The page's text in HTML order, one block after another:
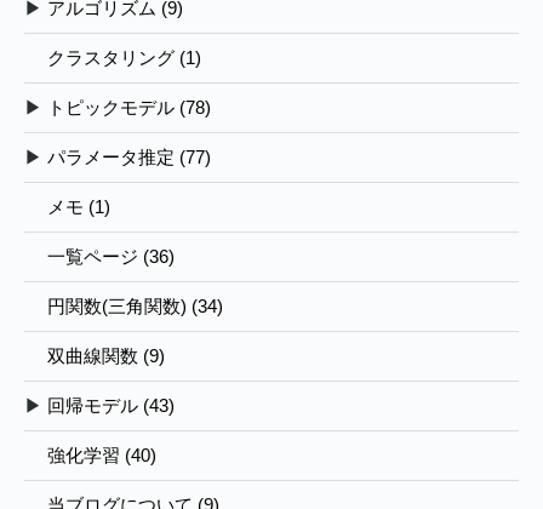
▶ アルゴリズム (9)
クラスタリング (1)
▶ トピックモデル (78)
▶ パラメータ推定 (77)
メモ (1)
一覧ページ (36)
円関数(三角関数) (34)
双曲線関数 (9)
▶ 回帰モデル (43)
強化学習 (40)
当ブログについて (9)